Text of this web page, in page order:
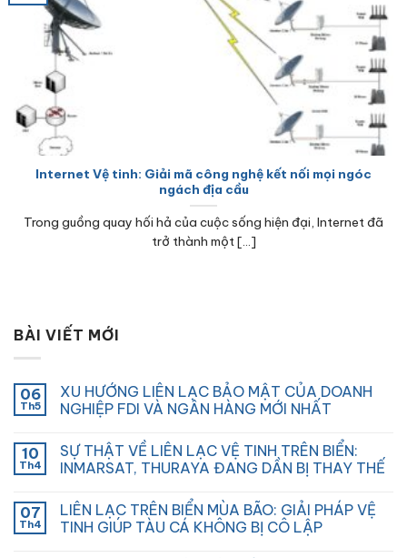
Internet Vệ tinh: Giải mã công nghệ kết nối mọi ngóc
ngách địa cầu
Trong guồng quay hối hả của cuộc sống hiện đại, Internet đã
trở thành một [...]
BÀI VIẾT MỚI
06
Th5
XU HƯỚNG LIÊN LẠC BẢO MẬT CỦA DOANH
NGHIỆP FDI VÀ NGÂN HÀNG MỚI NHẤT
10
Th4
SỰ THẬT VỀ LIÊN LẠC VỆ TINH TRÊN BIỂN:
INMARSAT, THURAYA ĐANG DẦN BỊ THAY THẾ
07
Th4
LIÊN LẠC TRÊN BIỂN MÙA BÃO: GIẢI PHÁP VỆ
TINH GIÚP TÀU CÁ KHÔNG BỊ CÔ LẬP